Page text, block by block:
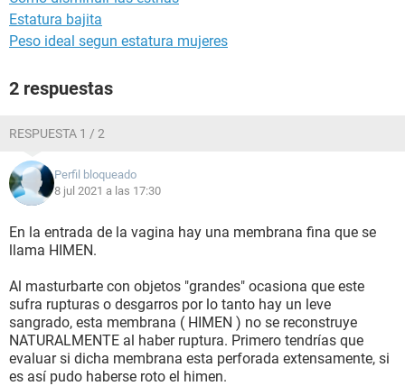
Estatura bajita
Peso ideal segun estatura mujeres
2 respuestas
RESPUESTA 1 / 2
Perfil bloqueado
8 jul 2021 a las 17:30
En la entrada de la vagina hay una membrana fina que se
llama HIMEN.
Al masturbarte con objetos "grandes" ocasiona que este
sufra rupturas o desgarros por lo tanto hay un leve
sangrado, esta membrana ( HIMEN ) no se reconstruye
NATURALMENTE al haber ruptura. Primero tendrías que
evaluar si dicha membrana esta perforada extensamente, si
es así pudo haberse roto el himen.